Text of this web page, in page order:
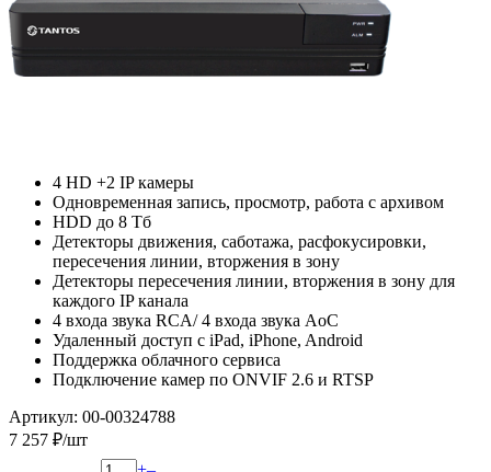
4 HD +2 IP камеры
Одновременная запись, просмотр, работа с архивом
HDD до 8 Тб
Детекторы движения, саботажа, расфокусировки,
пересечения линии, вторжения в зону
Детекторы пересечения линии, вторжения в зону для
каждого IP канала
4 входа звука RCA/ 4 входа звука AoC
Удаленный доступ с iPad, iPhone, Android
Поддержка облачного сервиса
Подключение камер по ONVIF 2.6 и RTSP
Артикул: 00-00324788
7 257 ₽/шт